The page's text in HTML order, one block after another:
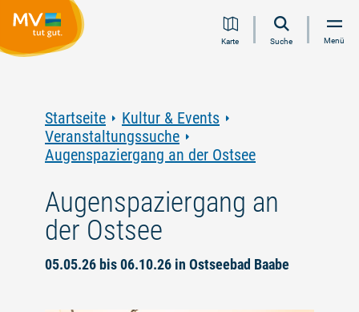
Inhalt
Navigation
Volltextsuche
FooterKarte Suche Menü
Startseite
Kultur & Events
Veranstaltungssuche
Augenspaziergang an der Ostsee
Augenspaziergang an
der Ostsee
05.05.26 bis 06.10.26 in Ostseebad Baabe